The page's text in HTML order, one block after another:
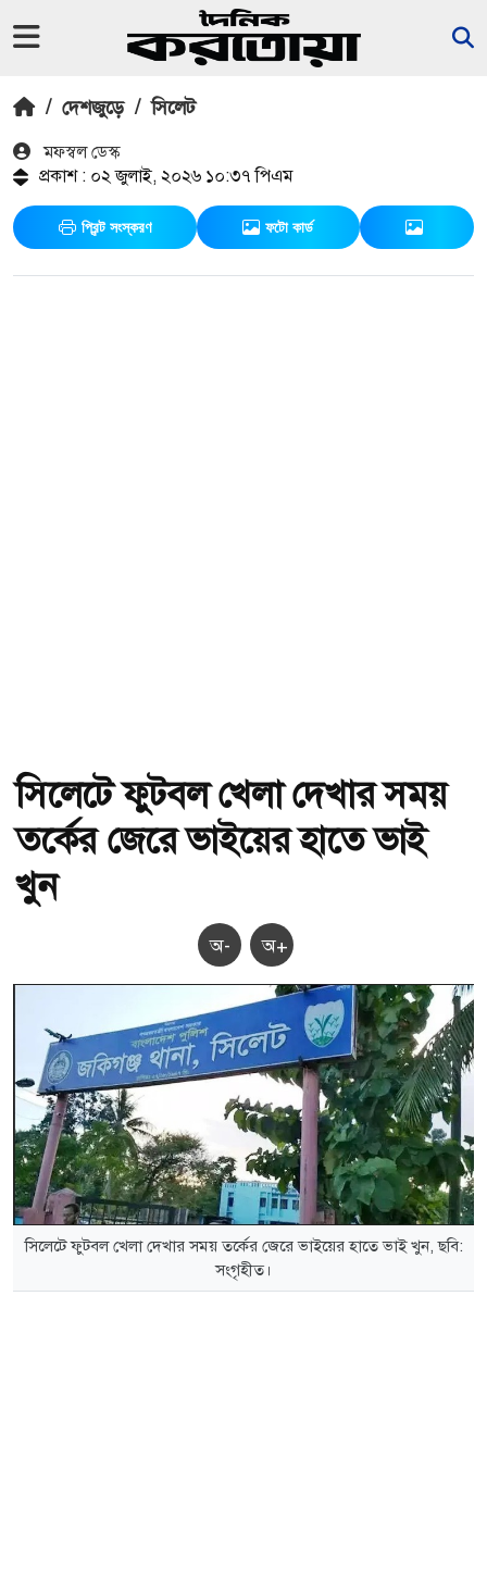
/ দেশজুড়ে / সিলেট
মফস্বল ডেস্ক
প্রকাশ : ০২ জুলাই, ২০২৬ ১০:৩৭ পিএম
প্রিন্ট সংস্করণ ফটো কার্ড
সিলেটে ফুটবল খেলা দেখার সময়
তর্কের জেরে ভাইয়ের হাতে ভাই
খুন
অ- অ+
সিলেটে ফুটবল খেলা দেখার সময় তর্কের জেরে ভাইয়ের হাতে ভাই খুন, ছবি:
সংগৃহীত।